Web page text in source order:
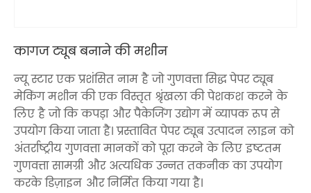
कागज ट्यूब बनाने की मशीन
न्यू स्टार एक प्रशंसित नाम है जो गुणवत्ता सिद्ध पेपर ट्यूब
मेकिंग मशीन की एक विस्तृत श्रृंखला की पेशकश करने के
लिए है जो कि कपड़ा और पैकेजिंग उद्योग में व्यापक रूप से
उपयोग किया जाता है। प्रस्तावित पेपर ट्यूब उत्पादन लाइन को
अंतर्राष्ट्रीय गुणवत्ता मानकों को पूरा करने के लिए इष्टतम
गुणवत्ता सामग्री और अत्यधिक उन्नत तकनीक का उपयोग
करके डिज़ाइन और निर्मित किया गया है।